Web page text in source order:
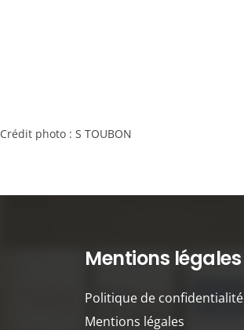
Crédit photo : S TOUBON
Mentions légales
Politique de confidentialité
Mentions légales